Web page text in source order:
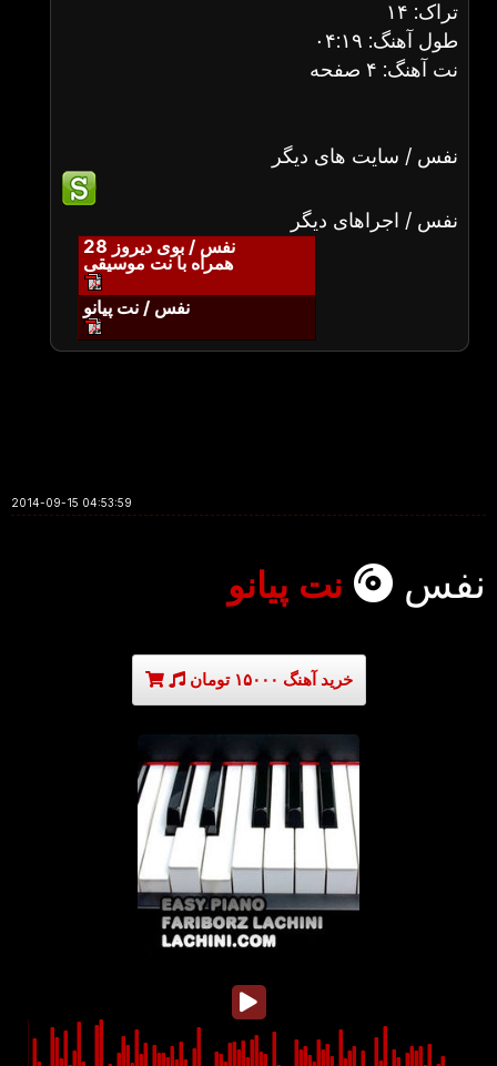
تراک: ۱۴
طول آهنگ: ۰۴:۱۹
نت آهنگ: ۴ صفحه
نفس / سایت های دیگر
نفس / اجراهای دیگر
نفس / بوی دیروز 28
همراه با نت موسیقی
نفس / نت پیانو
2014-09-15 04:53:59
نفس نت پیانو
خرید آهنگ ۱۵۰۰۰ تومان